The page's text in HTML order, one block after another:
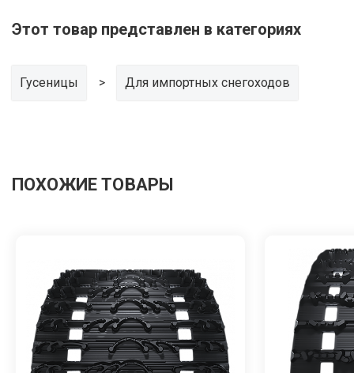
Этот товар представлен в категориях
Гусеницы Для импортных снегоходов
ПОХОЖИЕ ТОВАРЫ